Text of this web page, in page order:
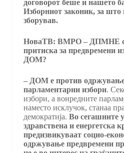
договорот беше и нашето
Изборниот законик, за што
зборував.
НоваТВ: ВМРО – ДПМНЕ
притиска за предвремени
ДОМ?
– ДОМ е против одржување
парламентарни избори.
избори, а вонредните
наместо исклучок, станаа
демократија. Во сегашните
здравствена и енергетска
предизвикуваат социо-
одржување предвремени